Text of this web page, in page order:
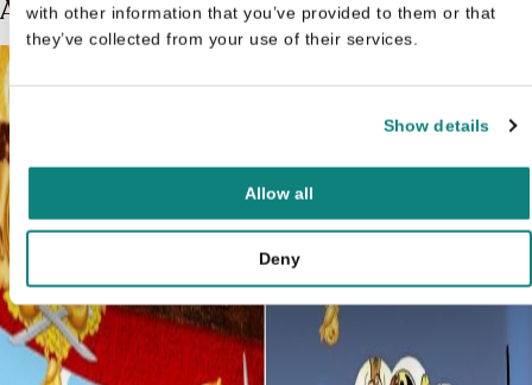
with other information that you’ve provided to them or that
they’ve collected from your use of their services.
Show details
Allow all
Deny
Andere boeken over Piet Piraat